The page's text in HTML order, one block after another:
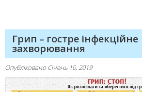
Грип – гостре інфекційне
захворювання
Опубліковано Січень 10, 2019